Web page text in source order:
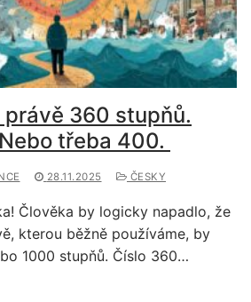
právě 360 stupňů.
třeba 400.
28.11.2025 ČESKY
Člověka by logicky napadlo, že
kterou běžně používáme, by
1000 stupňů. Číslo 360…